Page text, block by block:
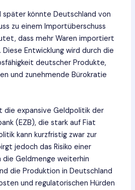
später könnte Deutschland von
zu einem Importüberschuss
dass mehr Waren importiert
Entwicklung wird durch die
deutscher Produkte,
und zunehmende Bürokratie
die expansive Geldpolitik der
(EZB), die stark auf Fiat
kann kurzfristig zwar zur
jedoch das Risiko einer
die Geldmenge weiterhin
die Produktion in Deutschland
und regulatorischen Hürden